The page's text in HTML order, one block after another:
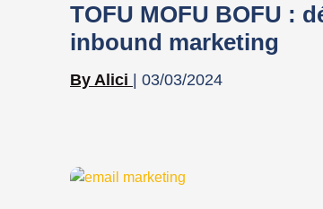
TOFU MOFU BOFU :
inbound marketing
Alici 03/03/2024